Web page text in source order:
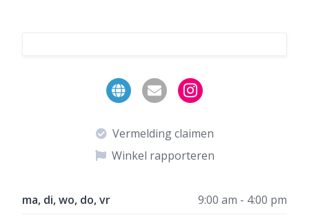
Vermelding claimen
Winkel rapporteren
ma, di, wo, do, vr 9:00 am - 4:00 pm